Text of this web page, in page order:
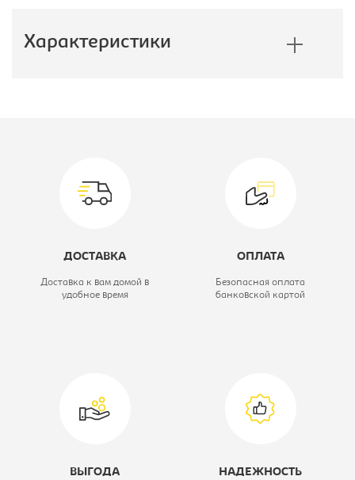
Характеристики
компьютерное
черный
ДОСТАВКА
Доставка к вам домой в
удобное время
ОПЛАТА
Безопасная оплата
банковской картой
ВЫГОДА НАДЕЖНОСТЬ